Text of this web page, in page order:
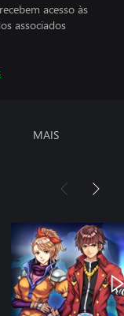
acesso às
associados
MAIS